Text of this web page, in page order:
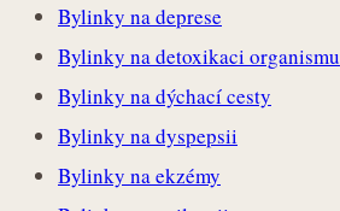
Bylinky na deprese
Bylinky na detoxikaci organismu
Bylinky na dýchací cesty
Bylinky na dyspepsii
Bylinky na ekzémy